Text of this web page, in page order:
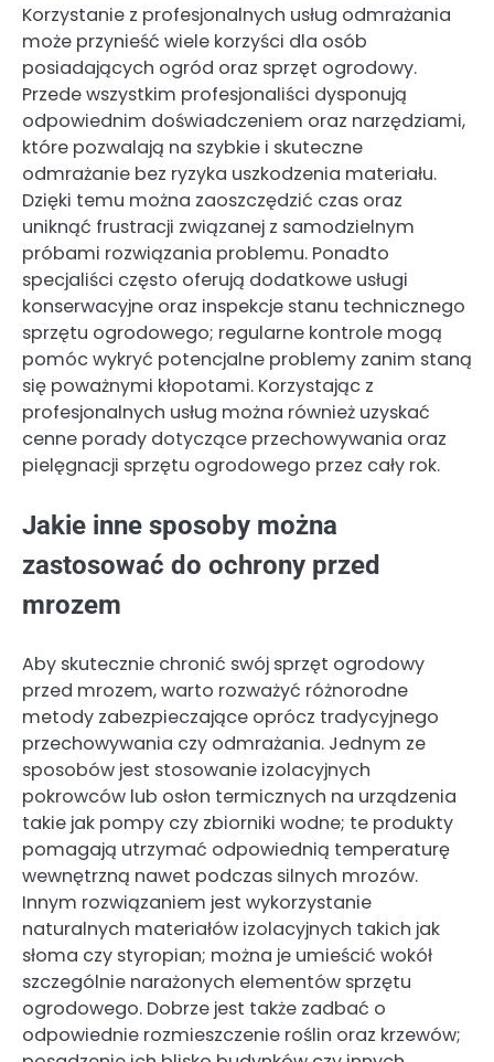
Korzystanie z profesjonalnych usług odmrażania
może przynieść wiele korzyści dla osób
posiadających ogród oraz sprzęt ogrodowy.
Przede wszystkim profesjonaliści dysponują
odpowiednim doświadczeniem oraz narzędziami,
które pozwalają na szybkie i skuteczne
odmrażanie bez ryzyka uszkodzenia materiału.
Dzięki temu można zaoszczędzić czas oraz
uniknąć frustracji związanej z samodzielnym
próbami rozwiązania problemu. Ponadto
specjaliści często oferują dodatkowe usługi
konserwacyjne oraz inspekcje stanu technicznego
sprzętu ogrodowego; regularne kontrole mogą
pomóc wykryć potencjalne problemy zanim staną
się poważnymi kłopotami. Korzystając z
profesjonalnych usług można również uzyskać
cenne porady dotyczące przechowywania oraz
pielęgnacji sprzętu ogrodowego przez cały rok.
Jakie inne sposoby można
zastosować do ochrony przed
mrozem
Aby skutecznie chronić swój sprzęt ogrodowy
przed mrozem, warto rozważyć różnorodne
metody zabezpieczające oprócz tradycyjnego
przechowywania czy odmrażania. Jednym ze
sposobów jest stosowanie izolacyjnych
pokrowców lub osłon termicznych na urządzenia
takie jak pompy czy zbiorniki wodne; te produkty
pomagają utrzymać odpowiednią temperaturę
wewnętrzną nawet podczas silnych mrozów.
Innym rozwiązaniem jest wykorzystanie
naturalnych materiałów izolacyjnych takich jak
słoma czy styropian; można je umieścić wokół
szczególnie narażonych elementów sprzętu
ogrodowego. Dobrze jest także zadbać o
odpowiednie rozmieszczenie roślin oraz krzewów;